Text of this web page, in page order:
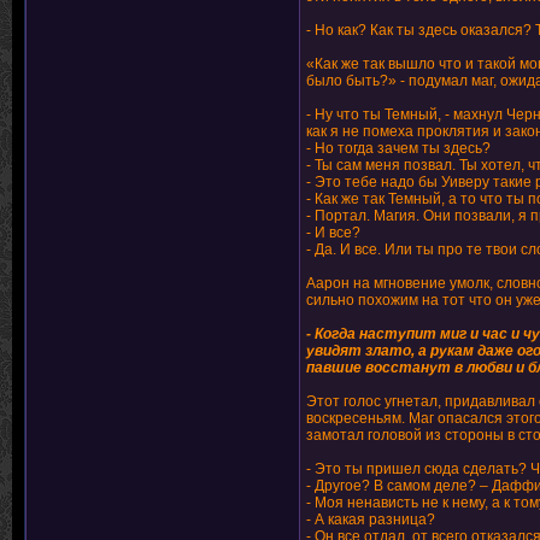
- Но как? Как ты здесь оказался?
«Как же так вышло что и такой
было быть?» - подумал маг,
- Ну что ты Темный, - махнул
как я не помеха проклятия и
- Но тогда зачем ты здесь?
- Ты сам меня позвал. Ты хотел,
- Это тебе надо бы Уиверу такие
- Как же так Темный, а то что ты
- Портал. Магия. Они позвали, я
- И все?
- Да. И все. Или ты про те твои
Аарон на мгновение умолк,
сильно похожим на тот что он
- Когда наступит миг и час и
увидят злато, а рукам даже
павшие восстанут в любви и
Этот голос угнетал,
воскресеньям. Маг опасался
замотал головой из стороны в
- Это ты пришел сюда сделать?
- Другое? В самом деле? – Даффи
- Моя ненависть не к нему, а к
- А какая разница?
- Он все отдал, от всего